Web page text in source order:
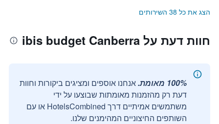
הצג את כל 38 השירותים
חוות דעת על ibis budget Canberra
100% מאומת.
אנחנו אוספים ומציגים ביקורות וחוות
דעת רק מהזמנות מאומתות שבוצעו על ידי
משתמשים אמיתיים דרך HotelsCombined או עם
השותפים החיצוניים המהימנים שלנו.